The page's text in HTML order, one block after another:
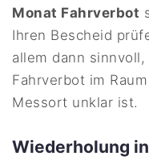
Monat Fahrverbot
Ihren Bescheid
allem dann
Fahrverbot im
Messort unklar ist.
Wiederholung